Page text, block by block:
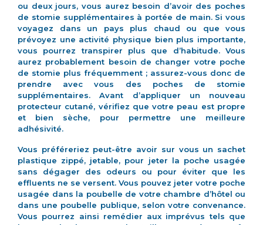
ou deux jours, vous aurez besoin d’avoir des poches
de stomie supplémentaires à portée de main. Si vous
voyagez dans un pays plus chaud ou que vous
prévoyez une activité physique bien plus importante,
vous pourrez transpirer plus que d’habitude. Vous
aurez probablement besoin de changer votre poche
de stomie plus fréquemment ; assurez-vous donc de
prendre avec vous des poches de stomie
supplémentaires. Avant d’appliquer un nouveau
protecteur cutané, vérifiez que votre peau est propre
et bien sèche, pour permettre une meilleure
adhésivité.
Vous préféreriez peut-être avoir sur vous un sachet
plastique zippé, jetable, pour jeter la poche usagée
sans dégager des odeurs ou pour éviter que les
effluents ne se versent. Vous pouvez jeter votre poche
usagée dans la poubelle de votre chambre d’hôtel ou
dans une poubelle publique, selon votre convenance.
Vous pourrez ainsi remédier aux imprévus tels que